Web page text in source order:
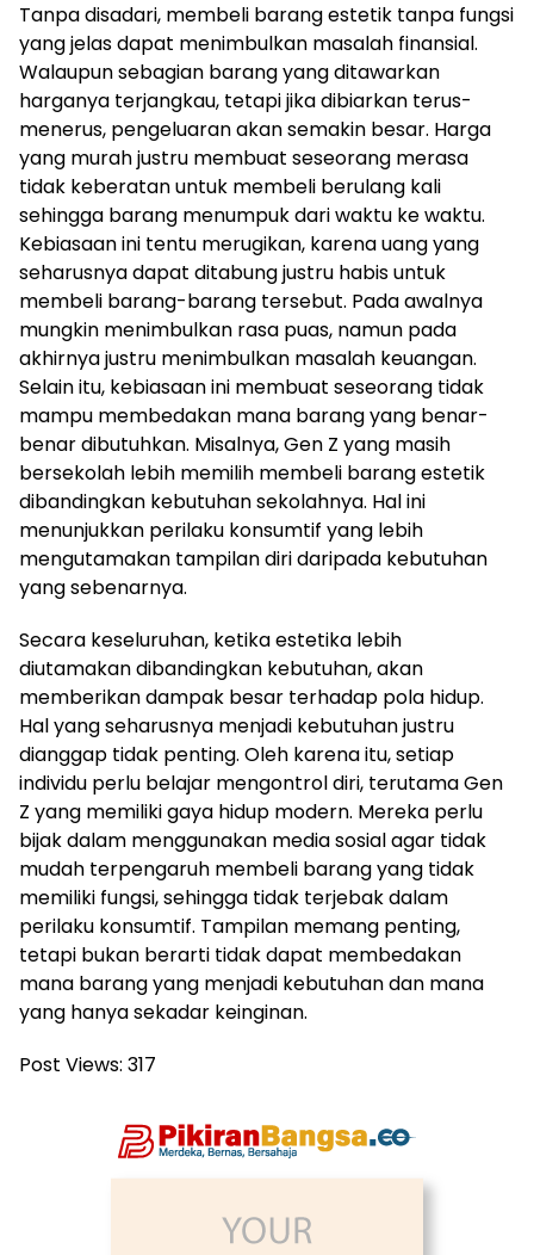
Tanpa disadari, membeli barang estetik tanpa fungsi
yang jelas dapat menimbulkan masalah finansial.
Walaupun sebagian barang yang ditawarkan
harganya terjangkau, tetapi jika dibiarkan terus-
menerus, pengeluaran akan semakin besar. Harga
yang murah justru membuat seseorang merasa
tidak keberatan untuk membeli berulang kali
sehingga barang menumpuk dari waktu ke waktu.
Kebiasaan ini tentu merugikan, karena uang yang
seharusnya dapat ditabung justru habis untuk
membeli barang-barang tersebut. Pada awalnya
mungkin menimbulkan rasa puas, namun pada
akhirnya justru menimbulkan masalah keuangan.
Selain itu, kebiasaan ini membuat seseorang tidak
mampu membedakan mana barang yang benar-
benar dibutuhkan. Misalnya, Gen Z yang masih
bersekolah lebih memilih membeli barang estetik
dibandingkan kebutuhan sekolahnya. Hal ini
menunjukkan perilaku konsumtif yang lebih
mengutamakan tampilan diri daripada kebutuhan
yang sebenarnya.
Secara keseluruhan, ketika estetika lebih
diutamakan dibandingkan kebutuhan, akan
memberikan dampak besar terhadap pola hidup.
Hal yang seharusnya menjadi kebutuhan justru
dianggap tidak penting. Oleh karena itu, setiap
individu perlu belajar mengontrol diri, terutama Gen
Z yang memiliki gaya hidup modern. Mereka perlu
bijak dalam menggunakan media sosial agar tidak
mudah terpengaruh membeli barang yang tidak
memiliki fungsi, sehingga tidak terjebak dalam
perilaku konsumtif. Tampilan memang penting,
tetapi bukan berarti tidak dapat membedakan
mana barang yang menjadi kebutuhan dan mana
yang hanya sekadar keinginan.
Post Views: 317